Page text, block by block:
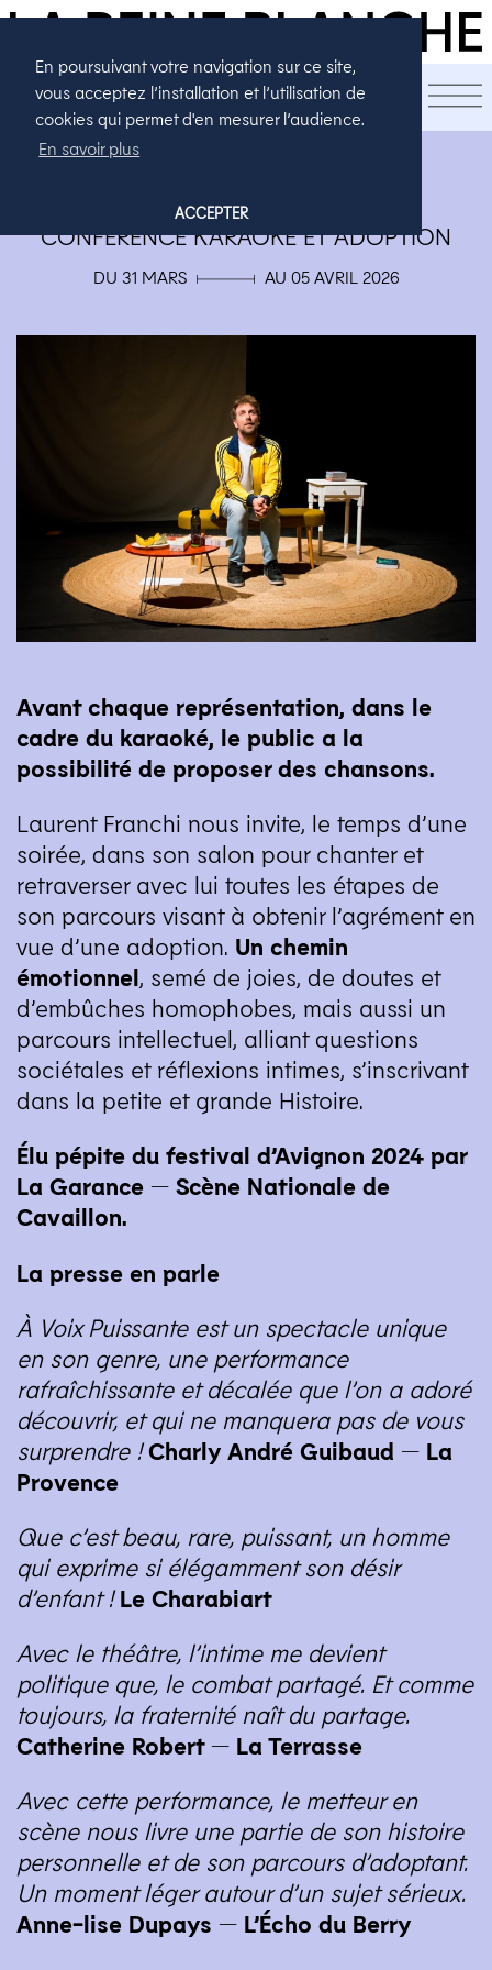
LA SAISON
En poursuivant votre navigation sur ce site,
vous acceptez l’installation et l’utilisation de
cookies qui permet d'en mesurer l’audience.
En savoir plus
ACCEPTER
À VOIX PUISSANTE
CONFÉRENCE KARAOKÉ ET ADOPTION
DU 31 MARS ▄ AU 05 AVRIL 2026
Avant chaque représentation, dans le
cadre du karaoké, le public a la
possibilité de proposer des chansons.
Laurent Franchi nous invite, le temps d’une
soirée, dans son salon pour chanter et
retraverser avec lui toutes les étapes de
son parcours visant à obtenir l’agrément en
vue d’une adoption. Un chemin
émotionnel, semé de joies, de doutes et
d’embûches homophobes, mais aussi un
parcours intellectuel, alliant questions
sociétales et réflexions intimes, s’inscrivant
dans la petite et grande Histoire.
Élu pépite du festival d’Avignon 2024 par
La Garance — Scène Nationale de
Cavaillon.
La presse en parle
À Voix Puissante est un spectacle unique
en son genre, une performance
rafraîchissante et décalée que l’on a adoré
découvrir, et qui ne manquera pas de vous
surprendre ! Charly André Guibaud — La
Provence
Que c’est beau, rare, puissant, un homme
qui exprime si élégamment son désir
d’enfant !Le Charabiart
Avec le théâtre, l’intime me devient
politique que, le combat partagé. Et comme
toujours, la fraternité naît du partage.
Catherine Robert — La Terrasse
Avec cette performance, le metteur en
scène nous livre une partie de son histoire
personnelle et de son parcours d’adoptant.
Un moment léger autour d’un sujet sérieux.
Anne-lise Dupays — L’Écho du Berry